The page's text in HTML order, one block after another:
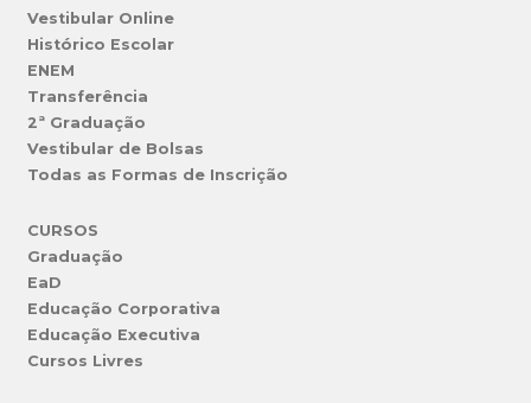
Vestibular Online
Histórico Escolar
ENEM
Transferência
2ª Graduação
Vestibular de Bolsas
Todas as Formas de Inscrição
CURSOS
Graduação
EaD
Educação Corporativa
Educação Executiva
Cursos Livres